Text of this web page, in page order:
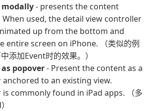
modally- presents the content
When used, the detail view controller
up from the bottom and
entire screen on iPhone. （类似的例
添加Event时的效果。）
popover- Present the content as a
anchored to an existing view.
is commonly found in iPad apps. （多